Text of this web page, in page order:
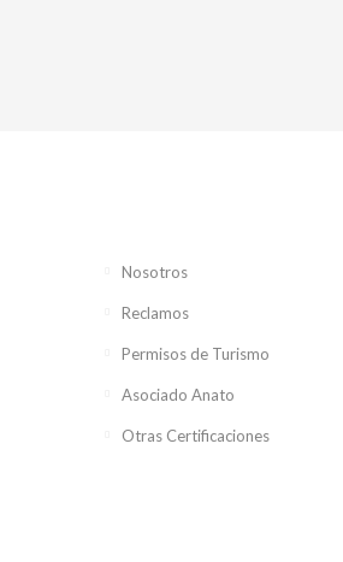
Nosotros
Reclamos
Permisos de Turismo
Asociado Anato
Otras Certificaciones